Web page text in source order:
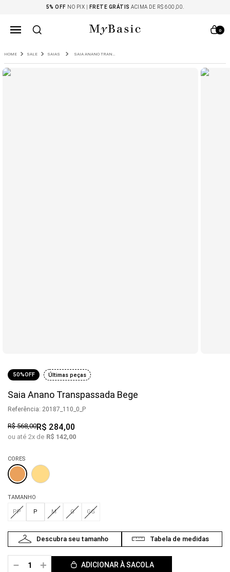
5% OFF NO PIX | FRETE GRÁTIS ACIMA DE R$ 600,00.
0
SALE SAIAS SAIA ANANO TRANSPASSADA BEGE
50%OFF Últimas peças
Saia Anano Transpassada Bege
Referência: 20187_110_0_P
R$568,00R$ 284,00
ou até 2x de R$ 142,00
CORES
TAMANHO
PP P M G GG
＋
－ ADICIONAR À SACOLA